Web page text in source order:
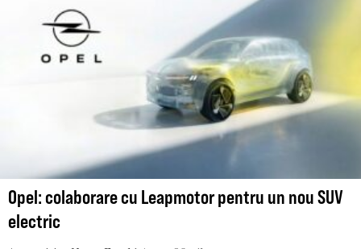
Opel: colaborare cu Leapmotor pentru un nou SUV
electric